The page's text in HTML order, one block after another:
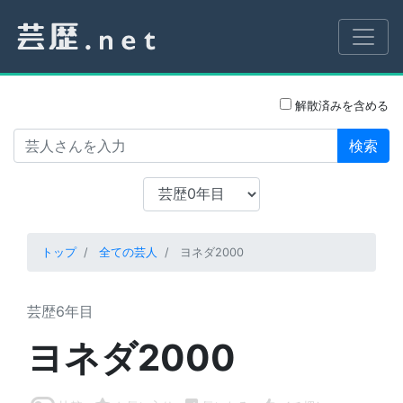
解散済みを含める
検索
トップ 全ての芸人 ヨネダ2000
芸歴6年目
ヨネダ2000